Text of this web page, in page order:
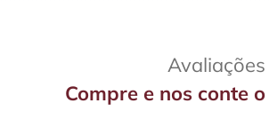
Avaliações
Compre e nos conte